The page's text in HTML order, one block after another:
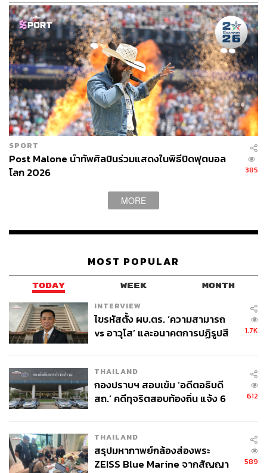
SPORT
Post Malone นำทัพศิลปินร่วมแสดงในพิธีปิดฟุตบอล
โลก 2026
385
MORE
MOST POPULAR
TODAY WEEK MONTH
INTERVIEW
ไขรหัสตั้ง ผบ.ตร. ‘ความสามารถ
vs อาวุโส’ และอนาคตการปฏิรูปสี
1.7K
THAILAND
กองปราบฯ สอบเข้ม ‘อดีตอธิบดี
สถ.’ คดีทุจริตสอบท้องถิ่น แจ้ง 6
612
THAILAND
สรุปมหากาพย์กล้องส่องพระ
ZEISS Blue Marine จากสัญญา
589